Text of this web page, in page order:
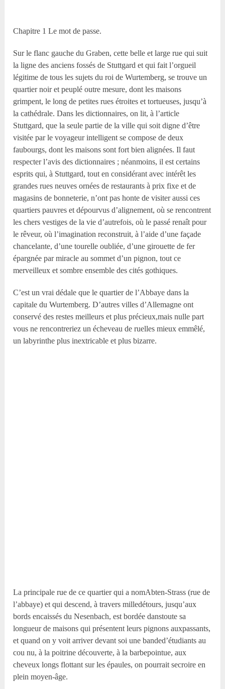
Chapitre 1 Le mot de passe.
Sur le flanc gauche du Graben, cette belle et large rue qui suit
la ligne des anciens fossés de Stuttgard et qui fait l’orgueil
légitime de tous les sujets du roi de Wurtemberg, se trouve un
quartier noir et peuplé outre mesure, dont les maisons
grimpent, le long de petites rues étroites et tortueuses, jusqu’à
la cathédrale. Dans les dictionnaires, on lit, à l’article
Stuttgard, que la seule partie de la ville qui soit digne d’être
visitée par le voyageur intelligent se compose de deux
faubourgs, dont les maisons sont fort bien alignées. Il faut
respecter l’avis des dictionnaires ; néanmoins, il est certains
esprits qui, à Stuttgard, tout en considérant avec intérêt les
grandes rues neuves ornées de restaurants à prix fixe et de
magasins de bonneterie, n’ont pas honte de visiter aussi ces
quartiers pauvres et dépourvus d’alignement, où se rencontrent
les chers vestiges de la vie d’autrefois, où le passé renaît pour
le rêveur, où l’imagination reconstruit, à l’aide d’une façade
chancelante, d’une tourelle oubliée, d’une girouette de fer
épargnée par miracle au sommet d’un pignon, tout ce
merveilleux et sombre ensemble des cités gothiques.
C’est un vrai dédale que le quartier de l’Abbaye dans la
capitale du Wurtemberg. D’autres villes d’Allemagne ont
conservé des restes meilleurs et plus précieux,mais nulle part
vous ne rencontreriez un écheveau de ruelles mieux emmêlé,
un labyrinthe plus inextricable et plus bizarre.
La principale rue de ce quartier qui a nomAbten-Strass (rue de
l’abbaye) et qui descend, à travers milledétours, jusqu’aux
bords encaissés du Nesenbach, est bordée danstoute sa
longueur de maisons qui présentent leurs pignons auxpassants,
et quand on y voit arriver devant soi une banded’étudiants au
cou nu, à la poitrine découverte, à la barbepointue, aux
cheveux longs flottant sur les épaules, on pourrait secroire en
plein moyen-âge.